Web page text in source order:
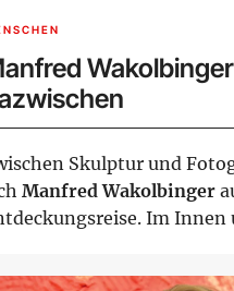
Skulptur und
Manfred Wakolbinger
Im Innen